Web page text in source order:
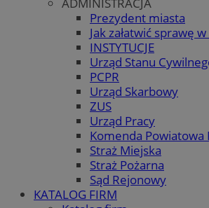
Prezydent miasta
Jak załatwić sprawę
INSTYTUCJE
Urząd Stanu
PCPR
Urząd Skarbowy
ZUS
Urząd Pracy
Komenda Powiatowa
Straż Miejska
Straż Pożarna
Sąd Rejonowy
KATALOG FIRM